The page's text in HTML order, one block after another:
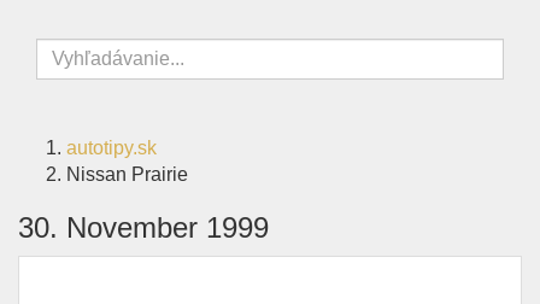
autotipy.sk
Nissan Prairie
30. November 1999